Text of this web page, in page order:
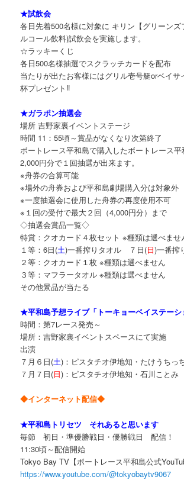
★試飲会
各日先着500名様に対象に キリン【グリーンズ
ルコール飲料)試飲会を実施します。
☆ラッキーくじ
各日500名様抽選でスクラッチカードを配布
当たりが出たお客様にはグリル壱号艇orベイサ
杯プレゼント‼
★ガラポン抽選会
場所 吉野家裏イベントステージ
時間 11：55頃～賞品がなくなり次第終了
ボートレース平和島で購入したボートレース
2,000円分で１回抽選が出来ます。
※舟券の合算可能
※場外の舟券および平和島劇場購入分は対象外
※一度抽選会に使用した舟券の再度使用不可
※１回の受付で最大２回（4,000円分）まで
◇抽選会賞品一覧◇
特賞：クオカード４枚セット ※種類は選べませ
１等：6日(土)一番搾りタオル ７日(日)一番搾
２等：クオカード１枚 ※種類は選べません
３等：マフラータオル ※種類は選べません
その他景品が当たる
★平和島予想ライブ「トーキョーベイステーシ
時間：第7レース発売～
場所：吉野家裏イベントスペースにて実施
出演
７月６日(土)：ピスタチオ伊地知・たけうちっ
７月７日(日)：ピスタチオ伊地知・石川ことみ
◆インターネット配信◆
★平和島トリセツ それあると思います
毎節 初日・準優勝戦日・優勝戦日 配信！
11:30頃～配信開始
Tokyo Bay TV【ボートレース平和島公式
https://www.youtube.com/@tokyobaytv9067